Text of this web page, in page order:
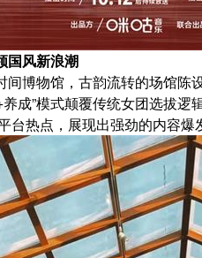
国风新浪潮
间博物馆，古韵流转的场馆
成”模式颠覆传统女团选拔
台热点，展现出强劲的内容爆